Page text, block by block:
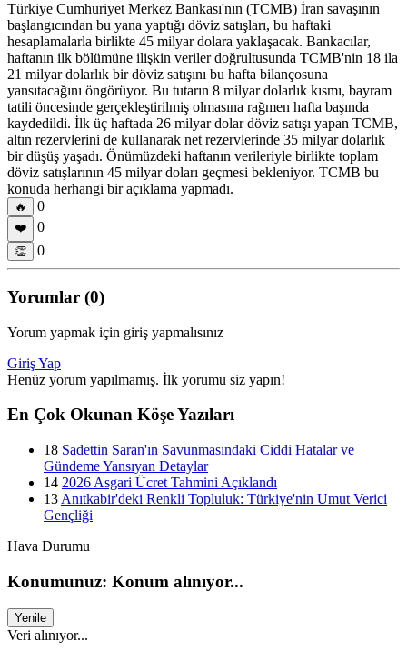
Türkiye Cumhuriyet Merkez Bankası'nın (TCMB) İran savaşının
başlangıcından bu yana yaptığı döviz satışları, bu haftaki
hesaplamalarla birlikte 45 milyar dolara yaklaşacak. Bankacılar,
haftanın ilk bölümüne ilişkin veriler doğrultusunda TCMB'nin 18 ila
21 milyar dolarlık bir döviz satışını bu hafta bilançosuna
yansıtacağını öngörüyor. Bu tutarın 8 milyar dolarlık kısmı, bayram
tatili öncesinde gerçekleştirilmiş olmasına rağmen hafta başında
kaydedildi. İlk üç haftada 26 milyar dolar döviz satışı yapan TCMB,
altın rezervlerini de kullanarak net rezervlerinde 35 milyar dolarlık
bir düşüş yaşadı. Önümüzdeki haftanın verileriyle birlikte toplam
döviz satışlarının 45 milyar doları geçmesi bekleniyor. TCMB bu
konuda herhangi bir açıklama yapmadı.
🔥 0
❤️ 0
👏 0
Yorumlar (0)
Yorum yapmak için giriş yapmalısınız
Giriş Yap
Henüz yorum yapılmamış. İlk yorumu siz yapın!
En Çok Okunan Köşe Yazıları
18 Sadettin Saran'ın Savunmasındaki Ciddi Hatalar ve
Gündeme Yansıyan Detaylar
14 2026 Asgari Ücret Tahmini Açıklandı
13 Anıtkabir'deki Renkli Topluluk: Türkiye'nin Umut Verici
Gençliği
Hava Durumu
Konumunuz: Konum alınıyor...
Yenile
Veri alınıyor...